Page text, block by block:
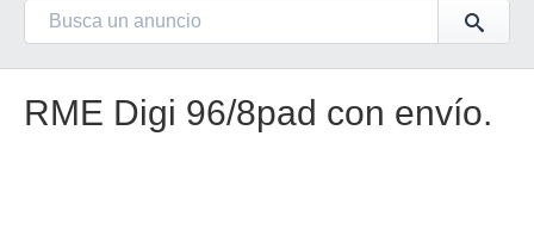
RME Digi 96/8pad con envío.